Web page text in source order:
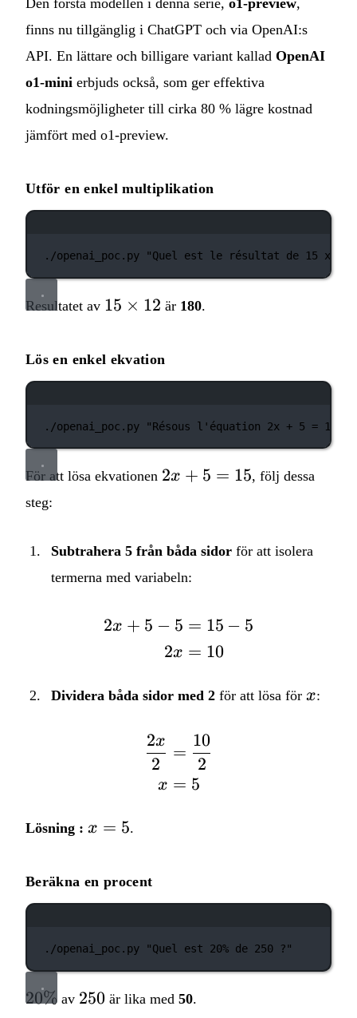
Den första modellen i denna serie, o1-preview,
finns nu tillgänglig i ChatGPT och via OpenAI:s
API. En lättare och billigare variant kallad OpenAI
o1‑mini erbjuds också, som ger effektiva
kodningsmöjligheter till cirka 80 % lägre kostnad
jämfört med o1‑preview.
Utför en enkel multiplikation
./openai_poc.py "Quel est le résultat de 15 x 12
Resultatet av 15
15 × 12 är 180.
Lös en enkel ekvation
./openai_poc.py "Résous l'équation 2x + 5 = 15."
För att lösa ekvationen 2x
15
2x + 5 = 15, följ dessa
steg:
Subtrahera 5 från båda sidor för att isolera
termerna med variabeln:
\begin{aligned} 2x +
2x + 5 − 5
2x
= 15 − 5
= 10
Dividera båda sidor med 2 för att lösa för x
x:
\begin{aligned}
2
2x
x
=
2
10
= 5
Lösning : x
x = 5.
Beräkna en procent
./openai_poc.py "Quel est 20% de 250 ?"
20\%
20% av 250
250 är lika med 50.